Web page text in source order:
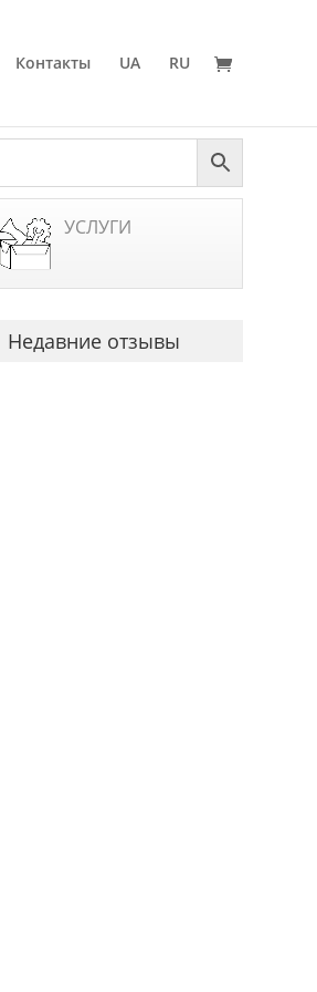
Контакты UA RU
УСЛУГИ
Недавние отзывы